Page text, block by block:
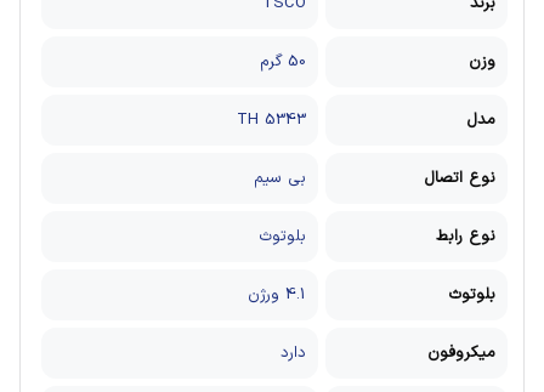
وزن 50 گرم
مدل TH 5343
نوع اتصال بی سیم
نوع رابط بلوتوث
بلوتوث 4.1 ورژن
میکروفون دارد